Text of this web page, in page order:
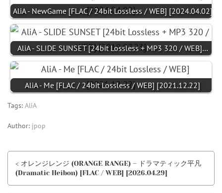
AliA - NewGame [FLAC / 24bit Lossless / WEB] [2024.04.02]
AliA - SLIDE SUNSET [24bit Lossless + MP3 320 / WEB]…
AliA - Me [FLAC / 24bit Lossless / WEB] [2021.12.22]
Tags: AliA
Author: jpop
< オレンジレンジ (ORANGE RANGE) – ドラマティック平凡
(Dramatic Heibon) [FLAC / WEB] [2026.04.29]